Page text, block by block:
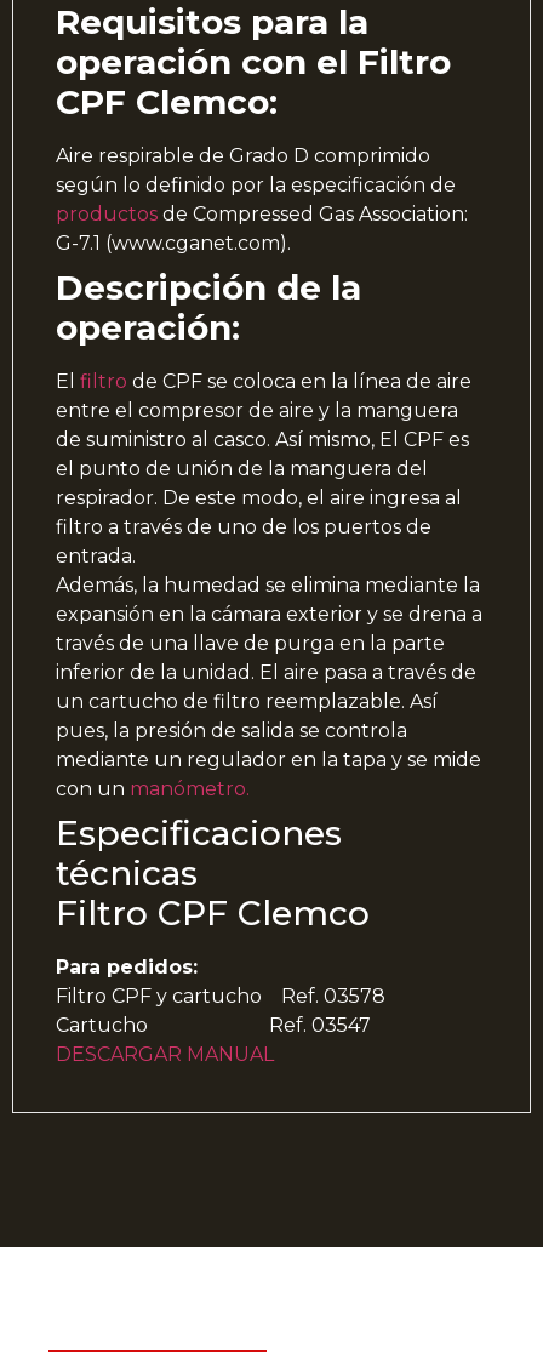
Requisitos para la
operación con el Filtro
CPF Clemco:
Aire respirable de Grado D comprimido
según lo definido por la especificación de
productos de Compressed Gas Association:
G-7.1 (www.cganet.com).
Descripción de la
operación:
El filtro de CPF se coloca en la línea de aire
entre el compresor de aire y la manguera
de suministro al casco. Así mismo, El CPF es
el punto de unión de la manguera del
respirador. De este modo, el aire ingresa al
filtro a través de uno de los puertos de
entrada.
Además, la humedad se elimina mediante la
expansión en la cámara exterior y se drena a
través de una llave de purga en la parte
inferior de la unidad. El aire pasa a través de
un cartucho de filtro reemplazable. Así
pues, la presión de salida se controla
mediante un regulador en la tapa y se mide
con un manómetro.
Especificaciones
técnicas
Filtro CPF Clemco
Para pedidos:
Filtro CPF y cartucho Ref. 03578
Cartucho Ref. 03547
DESCARGAR MANUAL